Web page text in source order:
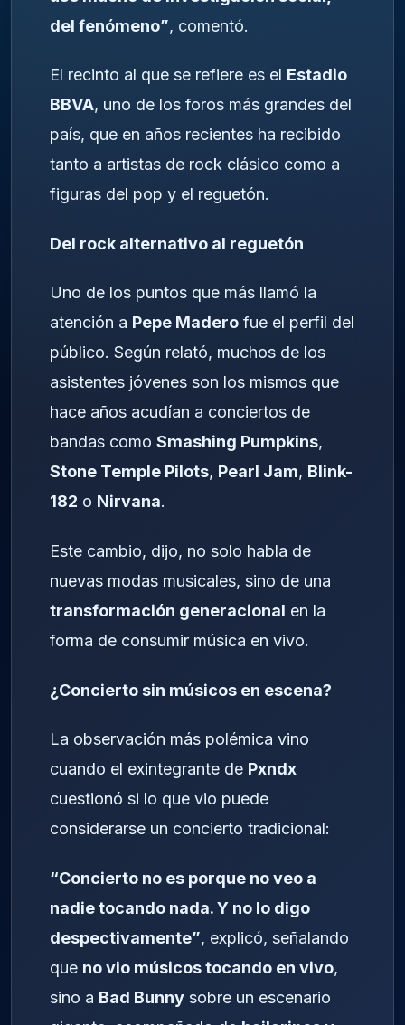
del fenómeno”, comentó.
El recinto al que se refiere es el Estadio
BBVA, uno de los foros más grandes del
país, que en años recientes ha recibido
tanto a artistas de rock clásico como a
figuras del pop y el reguetón.
Del rock alternativo al reguetón
Uno de los puntos que más llamó la
atención a Pepe Madero fue el perfil del
público. Según relató, muchos de los
asistentes jóvenes son los mismos que
hace años acudían a conciertos de
bandas como Smashing Pumpkins,
Stone Temple Pilots, Pearl Jam, Blink-
182 o Nirvana.
Este cambio, dijo, no solo habla de
nuevas modas musicales, sino de una
transformación generacional en la
forma de consumir música en vivo.
¿Concierto sin músicos en escena?
La observación más polémica vino
cuando el exintegrante de Pxndx
cuestionó si lo que vio puede
considerarse un concierto tradicional:
“Concierto no es porque no veo a
nadie tocando nada. Y no lo digo
despectivamente”, explicó, señalando
que no vio músicos tocando en vivo,
sino a Bad Bunny sobre un escenario